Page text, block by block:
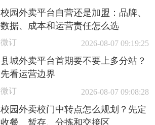
校园外卖平台自营还是加盟：品牌、
数据、成本和运营责任怎么选
微订 2026-08-07 09:19:25
县城外卖平台首期要不要上多分站？
先看运营边界
微订 2026-08-07 09:08:28
校园外卖校门中转点怎么规划？先定
收餐、暂存、分拣和交接区